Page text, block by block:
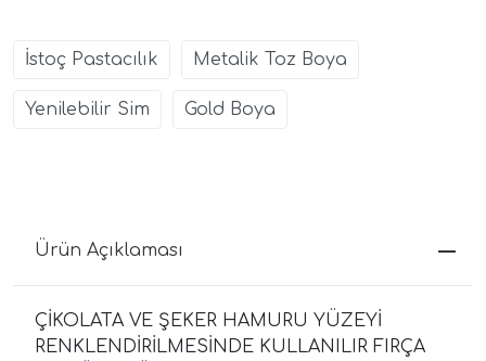
İstoç Pastacılık Metalik Toz Boya
Yenilebilir Sim Gold Boya
Ürün Açıklaması
ÇİKOLATA VE ŞEKER HAMURU YÜZEYİ
RENKLENDİRİLMESİNDE KULLANILIR FIRÇA